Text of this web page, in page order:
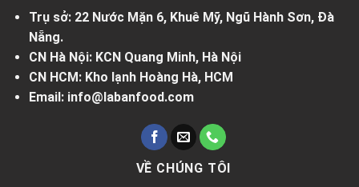
Trụ sở: 22 Nước Mặn 6, Khuê Mỹ, Ngũ Hành Sơn, Đà
Nẵng.
CN Hà Nội: KCN Quang Minh, Hà Nội
CN HCM: Kho lạnh Hoàng Hà, HCM
Email: info@labanfood.com
VỀ CHÚNG TÔI